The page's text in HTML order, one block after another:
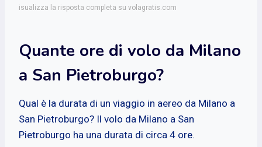
isualizza la risposta completa su volagratis.com
Quante ore di volo da Milano
a San Pietroburgo?
Qual è la durata di un viaggio in aereo da Milano a
San Pietroburgo? Il volo da Milano a San
Pietroburgo ha una durata di circa 4 ore.